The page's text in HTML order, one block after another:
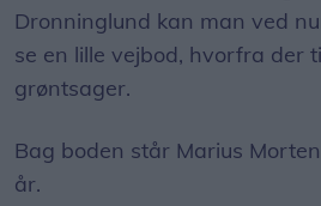
Dronninglund kan man ved
se en lille vejbod, hvorfra der
grøntsager.
Bag boden står Marius
år.